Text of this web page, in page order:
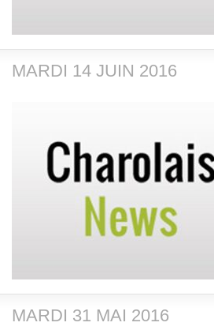
MARDI 14 JUIN 2016
MARDI 31 MAI 2016